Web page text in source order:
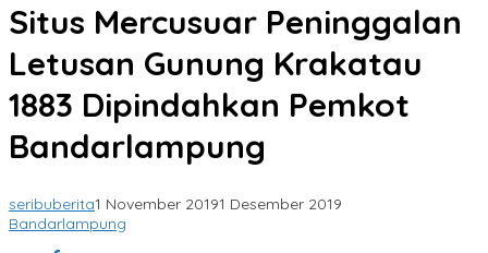
Situs Mercusuar Peninggalan
Letusan Gunung Krakatau
1883 Dipindahkan Pemkot
Bandarlampung
seribuberita1 November 20191 Desember 2019
Bandarlampung